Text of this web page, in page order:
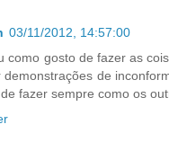
03/11/2012, 14:57:00
como gosto de fazer as
demonstrações de
fazer sempre como os